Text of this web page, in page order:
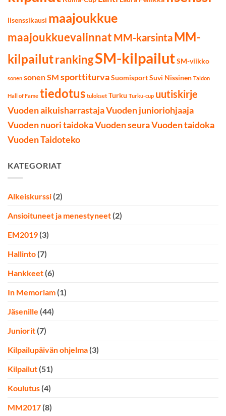
lisenssikausi maajoukkue
maajoukkuevalinnat MM-karsintaMM-
kilpailutrankingSM-kilpailutSM-viikko
sonen sonen SM sporttiturvaSuomisportSuvi Nissinen Taidon
Hall of Fame tiedotus tulokset Turku Turku-cup uutiskirje
Vuoden aikuisharrastajaVuoden junioriohjaaja
Vuoden nuori taidokaVuoden seuraVuoden taidoka
Vuoden Taidoteko
KATEGORIAT
Alkeiskurssi (2)
Ansioituneet ja menestyneet (2)
EM2019 (3)
Hallinto (7)
Hankkeet (6)
In Memoriam (1)
Jäsenille (44)
Juniorit (7)
Kilpailupäivän ohjelma (3)
Kilpailut (51)
Koulutus (4)
MM2017 (8)